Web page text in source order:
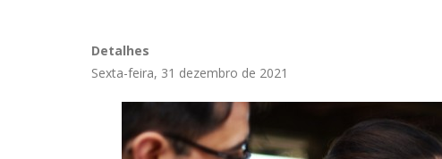
Detalhes
Sexta-feira, 31 dezembro de 2021